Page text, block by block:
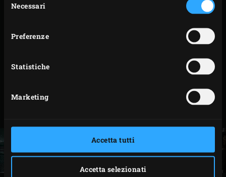
delNecessari
Preferenze
Statistiche
Marketing
Accetta tutti
Accetta selezionati
freezer e utilizzate una forchetta per ricavare
spruzzate con Prosecco, mescolare brevemente e